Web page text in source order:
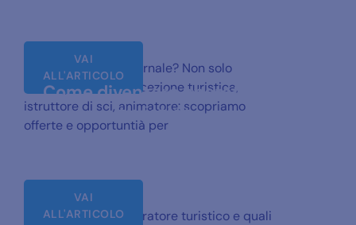
VAI
ALL'ARTICOLO
Lavoro stagione invernale? Non solo
montagna! Cuoco, ricezione turistica,
istruttore di sci, animatore: scopriamo
offerte e opportuntià per
VAI
ALL'ARTICOLO
Come diventare operatore
turistico
Come diventare operatore turistico e quali